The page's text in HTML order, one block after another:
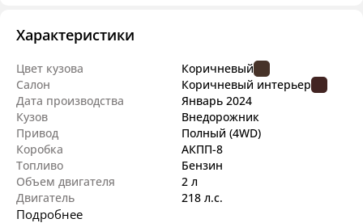
Характеристики
Цвет кузова
Коричневый
Салон
Коричневый интерьер
Дата производства
Январь 2024
Кузов
Внедорож­ник
Привод
Полный (4WD)
Коробка
АКПП-8
Топливо
Бензин
Объем двигателя
2 л
Двигатель
218 л.с.
Подробнее